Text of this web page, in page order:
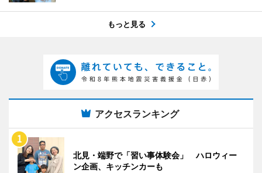
もっと見る
アクセスランキング
北見・端野で「習い事体験会」 ハロウィー
ン企画、キッチンカーも